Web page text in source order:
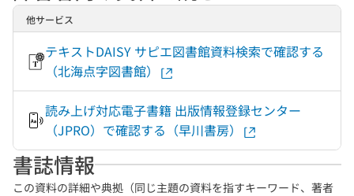
他サービス
テキストDAISY サピエ図書館資料検索で確認する
（北海点字図書館）
読み上げ対応電子書籍 出版情報登録センター
（JPRO）で確認する（早川書房）
書誌情報
この資料の詳細や典拠（同じ主題の資料を指すキーワード、著者